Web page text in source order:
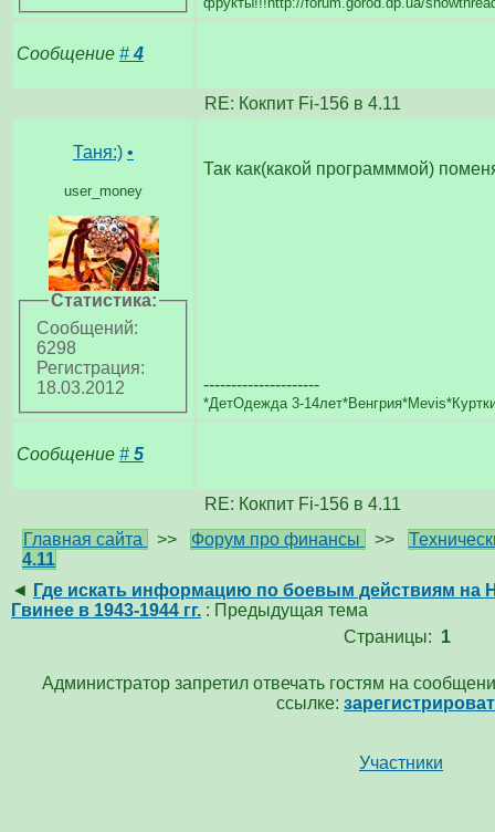
Сообщение #4
RE: Кокпит Fi-156 в 4.11
Таня:) •
user_money
Статистика:
Сообщений:
6298
Регистрация:
18.03.2012
Так как(какой программмой)
---------------------
*ДетОдежда 3-
Сообщение # 5
RE: Кокпит Fi-156 в 4.11
Главная сайта
>> Форум про финансы >>
4.11
◄ Где искать информацию по боевым действиям на
Гвинее в 1943-1944 гг. : Предыдущая тема
Страницы: 1
Администратор запретил отвечать гостям на
ссылке:
Участники